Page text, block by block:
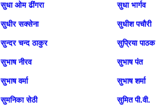
सुधा ओम ढींगरा सुधा भार्गव
सुधीर सक्सेना सुधीश पचौरी
सुन्दर चन्द ठाकुर सुप्रिया पाठक
सुभाष नीरव सुभाष पंत
सुभाष वर्मा सुभाष शर्मा
सुमनिका सेठी सुमित पी.वी.